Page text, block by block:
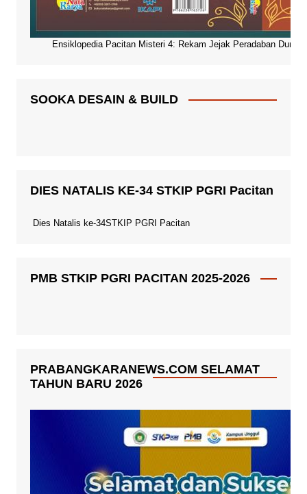
Ensiklopedia Pacitan Misteri 4: Rekam Jejak Peradaban Dunia
SOOKA DESAIN & BUILD
DIES NATALIS KE-34 STKIP PGRI Pacitan
Dies Natalis ke-34STKIP PGRI Pacitan
PMB STKIP PGRI PACITAN 2025-2026
PRABANGKARANEWS.COM SELAMAT
TAHUN BARU 2026